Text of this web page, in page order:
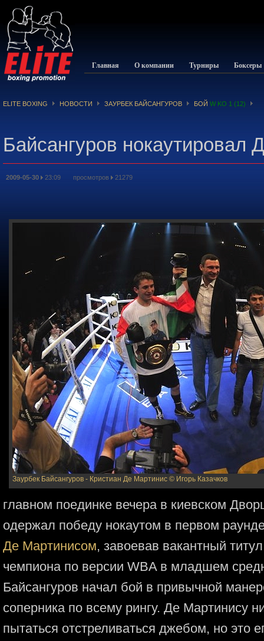
Главная О компании Турниры Боксеры
ELITE BOXING НОВОСТИ ЗАУРБЕК БАЙСАНГУРОВ БОЙ W KO 1 (12)
Байсангуров нокаутировал
2009-05-30 23:09 просмотров 21279
Заурбек Байсангуров - Кристиан Де Мартинис © Игорь Казачков
главном поединке вечера в киевском
одержал победу нокаутом в первом
Де Мартинисом, завоевав вакантный
чемпиона по версии WBA в младшем
Байсангуров начал бой в привычной
соперника по всему рингу. Де Мартинису
пытаться отстреливаться джебом, но это